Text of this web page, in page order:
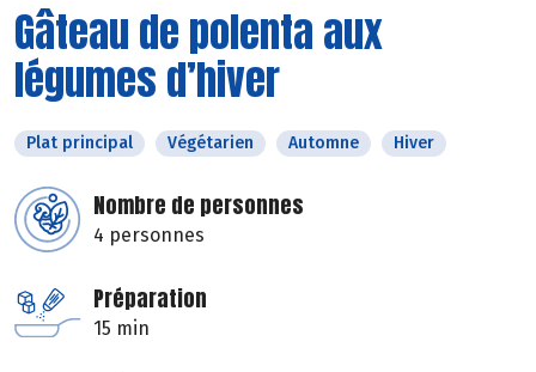
Gâteau de polenta aux
légumes d’hiver
Plat principal Végétarien Automne Hiver
Nombre de personnes
4 personnes
Préparation
15 min